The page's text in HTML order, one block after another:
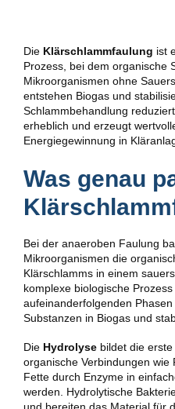
Die Klärschlammfaulung ist
Prozess, bei dem organische
Mikroorganismen ohne
entstehen Biogas und
Schlammbehandlung
erheblich und erzeugt
Energiegewinnung in
Was genau
Bei der anaeroben Faulung
Mikroorganismen die
Klärschlamms in einem
komplexe biologische
aufeinanderfolgenden
Substanzen in Biogas und
Die Hydrolyse bildet die
organische Verbindungen wie
Fette durch Enzyme in
werden. Hydrolytische